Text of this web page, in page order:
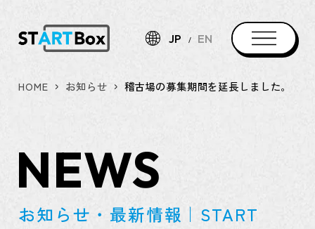
JP EN
HOME お知らせ 稽古場の募集期間を延長しました。
NEWS
お知らせ・最新情報｜START